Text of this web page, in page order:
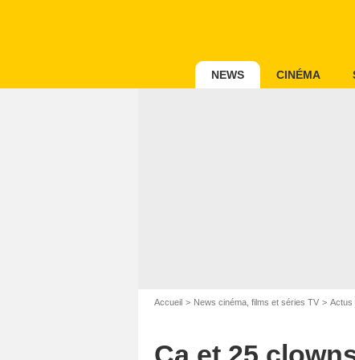
NEWS CINÉMA
Accueil News cinéma, films et séries TV Actus